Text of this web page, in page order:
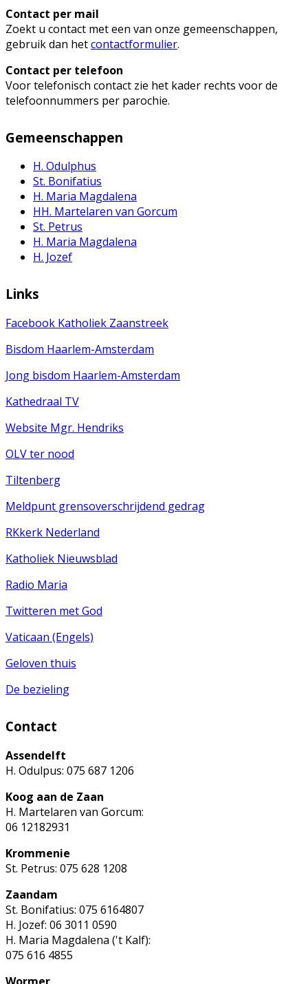
Contact per mail
Zoekt u contact met een van onze gemeenschappen,
gebruik dan hetcontactformulier.
Contact per telefoon
Voor telefonisch contact zie het kader rechts voor de
telefoonnummers per parochie.
Gemeenschappen
H. Odulphus
St. Bonifatius
H. Maria Magdalena
HH. Martelaren van Gorcum
St. Petrus
H. Maria Magdalena
H. Jozef
Links
Facebook Katholiek Zaanstreek
Bisdom Haarlem-Amsterdam
Jong bisdom Haarlem-Amsterdam
Kathedraal TV
Website Mgr. Hendriks
OLV ter nood
Tiltenberg
Meldpunt grensoverschrijdend gedrag
RKkerk Nederland
Katholiek Nieuwsblad
Radio Maria
Twitteren met God
Vaticaan (Engels)
Geloven thuis
De bezieling
Contact
Assendelft
H. Odulpus: 075 687 1206
Koog aan de Zaan
H. Martelaren van Gorcum:
06 12182931
Krommenie
St. Petrus: 075 628 1208
Zaandam
St. Bonifatius: 075 6164807
H. Jozef: 06 3011 0590
H. Maria Magdalena ('t Kalf):
075 616 4855